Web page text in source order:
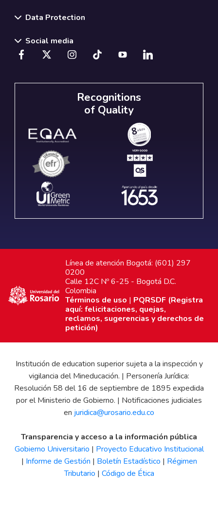
Data Protection
Social media
Recognitions
of Quality
Línea de atención Bogotá: (601) 297
0200
Calle 12C Nº 6-25 - Bogotá D.C.
Colombia
Términos de uso | PQRSDF (Registra
aquí: felicitaciones, quejas,
reclamos, sugerencias y derechos de
petición)
Institución de education superior sujeta a la inspección y
vigilancia del Mineducación. | Personería Jurídica:
Resolución 58 del 16 de septiembre de 1895 expedida
por el Ministerio de Gobierno. | Notificaciones judiciales
en juridica@urosario.edu.co
Transparencia y acceso a la información pública
Gobierno Universitario | Proyecto Educativo Institucional
| Informe de Gestión | Boletín Estadístico | Régimen
Tributario | Código de Ética